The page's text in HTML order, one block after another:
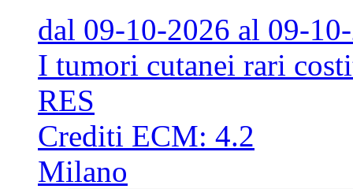
dal 09-10-2026 al 09-
I tumori cutanei rari
RES
Crediti ECM: 4.2
Milano